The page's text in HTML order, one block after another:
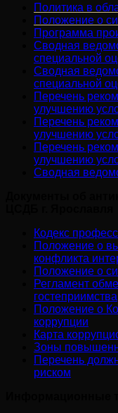
Политика в
Положение о
Программа
Сводная
специальной
Сводная
специальной
Перечень
улучшению
Перечень
улучшению
Перечень
улучшению
Сводная
Кодекс
Положение о
конфликта
Положение о
Регламент
гостеприимства
Положение о
коррупции
Карта
Зоны
Перечень
риском